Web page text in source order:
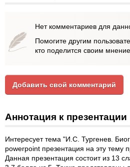
Нет комментариев для
Помогите другим
кто поделится своим
Добавить свой комментарий
Аннотация к презентации
Интересует тема "И.С. Тургенев.
powerpoint презентация на эту тему
Данная презентация состоит из 13